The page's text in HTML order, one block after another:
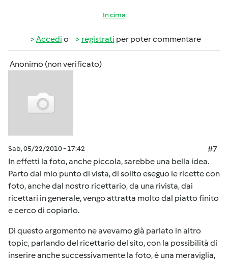
In cima
Accedi o registrati per poter commentare
Anonimo (non verificato)
Sab, 05/22/2010 - 17:42
#7
In effetti la foto, anche piccola, sarebbe una bella idea.
Parto dal mio punto di vista, di solito eseguo le ricette con
foto, anche dal nostro ricettario, da una rivista, dai
ricettari in generale, vengo attratta molto dal piatto finito
e cerco di copiarlo.
Di questo argomento ne avevamo già parlato in altro
topic, parlando del ricettario del sito, con la possibilità di
inserire anche successivamente la foto, è una meraviglia,